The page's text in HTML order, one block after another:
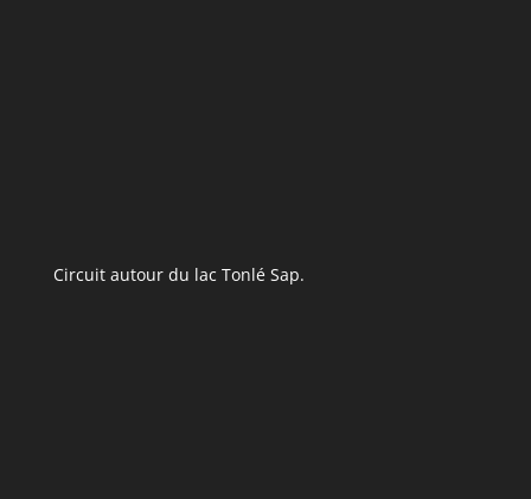
Circuit autour du lac Tonlé Sap.